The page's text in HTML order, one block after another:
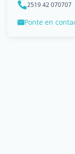
2519 42 070707
Ponte en